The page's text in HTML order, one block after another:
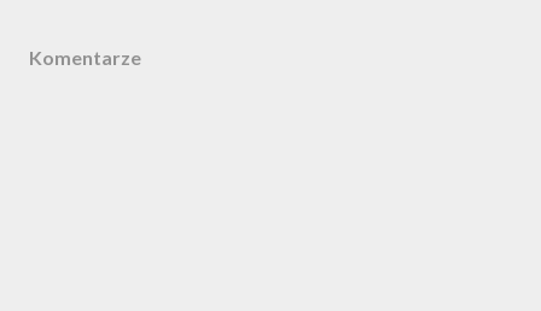
Komentarze